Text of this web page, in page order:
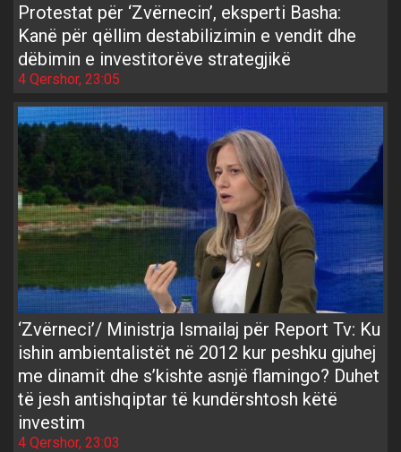
Protestat për ‘Zvërnecin’, eksperti Basha:
Kanë për qëllim destabilizimin e vendit dhe
dëbimin e investitorëve strategjikë
4 Qershor, 23:05
‘Zvërneci’/ Ministrja Ismailaj për Report Tv: Ku
ishin ambientalistët në 2012 kur peshku gjuhej
me dinamit dhe s’kishte asnjë flamingo? Duhet
të jesh antishqiptar të kundërshtosh këtë
investim
4 Qershor, 23:03